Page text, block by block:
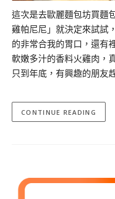
這次是去歐麗麵包坊買麵
雞帕尼尼」就決定來試試
的非常合我的胃口，還有
軟嫩多汁的香料火雞肉，
只到年底，有興趣的朋友
CONTINUE READING